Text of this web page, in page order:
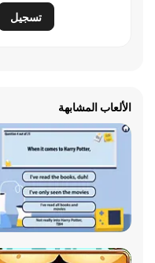
تسجيل
الألعاب المشابهة